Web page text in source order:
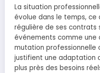
La situation
évolue dans le temps, ce
régulière de ses contrats
événements comme une
mutation professionnelle
justifient une adaptation
plus près des besoins